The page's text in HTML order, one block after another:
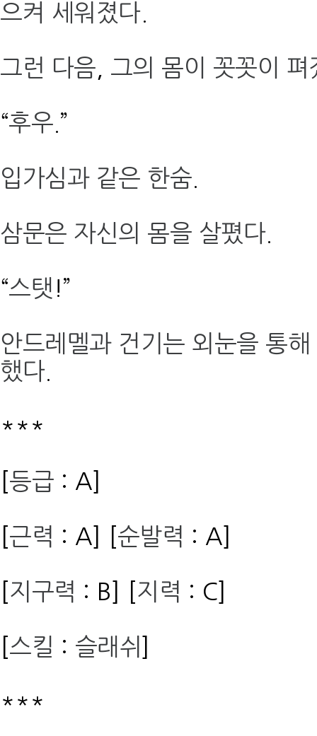
으켜 세워졌다.
그런 다음 그의 몸이 꼿꼿이 펴
“후우 .”
입가심과 같은 한숨
삼문은 자신의 몸을 살폈다.
“스탯 !”
안드레멜과 건기는 외눈을 통
했다.
***
등급 : A]
근력 : A] [ 순발력 : A]
지구력 : B] [ 지력 : C]
스킬 : 슬래쉬
***